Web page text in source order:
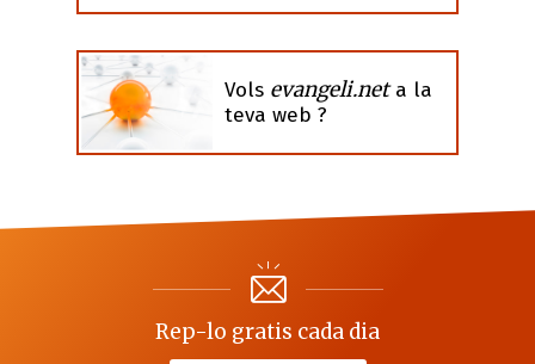
Vols evangeli.neta la
teva web ?
Rep-lo gratis cada dia